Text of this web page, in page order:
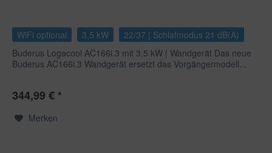
WiFi optional 3,5 kW
22/37 | Schlafmodus 21 dB(A)
Buderus Logacool AC166i.3 mit 3,5 kW | Wandgerät Das neue
Buderus AC166i.3 Wandgerät ersetzt das Vorgängermodell...
344,99 € *
Merken